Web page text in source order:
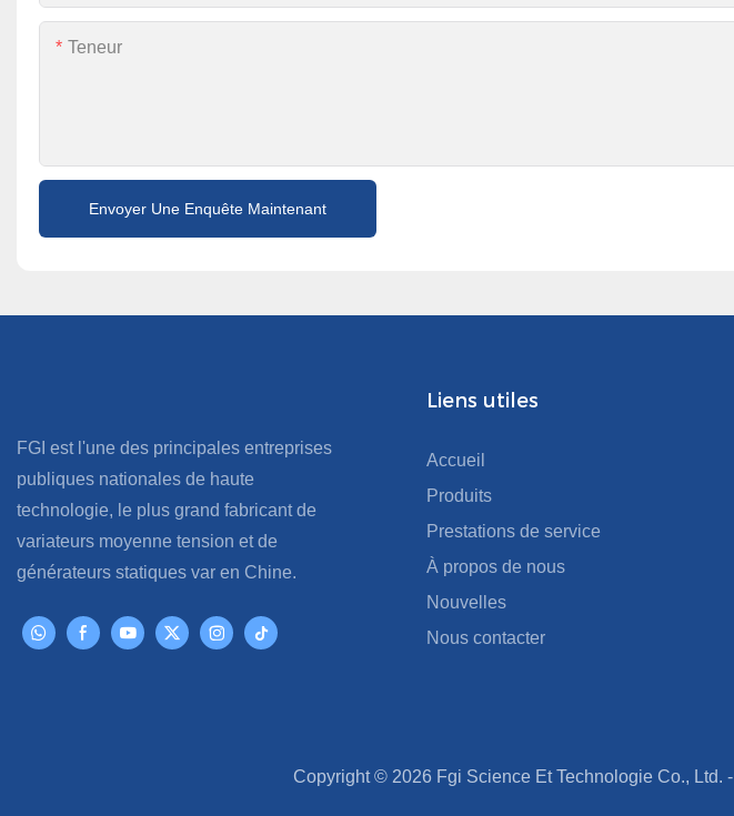
Teneur
Envoyer Une Enquête Maintenant
FGI est l'une des principales entreprises
publiques nationales de haute
technologie, le plus grand fabricant de
variateurs moyenne tension et de
générateurs statiques var en Chine.
Liens utiles
Accueil
Produits
Prestations de service
À propos de nous
Nouvelles
Nous contacter
Copyright © 2026 Fgi Science Et Technologie Co., Ltd. -